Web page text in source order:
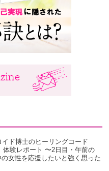
イド博士のヒーリングコード
体験レポート 〜2日目・午前の
女性を応援したいと強く思った